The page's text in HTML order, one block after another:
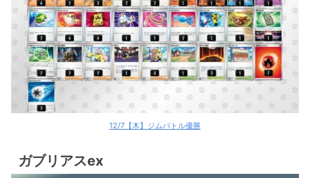
12/7【木】ジムバトル優勝
ガブリアスex